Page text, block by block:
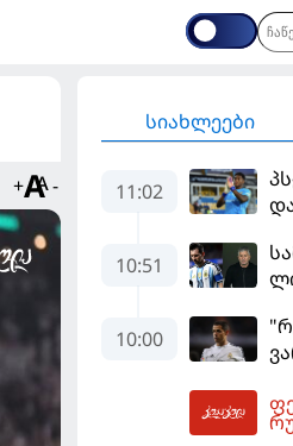
+ -
სიახლეები
11:02
10:51
10:00